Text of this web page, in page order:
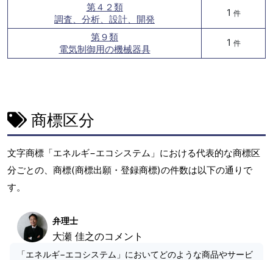
第４２類
調査、分析、設計、開発
1 件
第９類
電気制御用の機械器具
1 件
商標区分
文字商標「エネルギ−エコシステム」における代表的な商標区
分ごとの、商標(商標出願・登録商標)の件数は以下の通りで
す。
弁理士
大瀬 佳之のコメント
「エネルギ−エコシステム」においてどのような商品やサービ